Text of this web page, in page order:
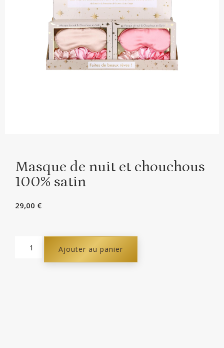
Masque de nuit et chouchous
100% satin
29,00 €
Ajouter au panier